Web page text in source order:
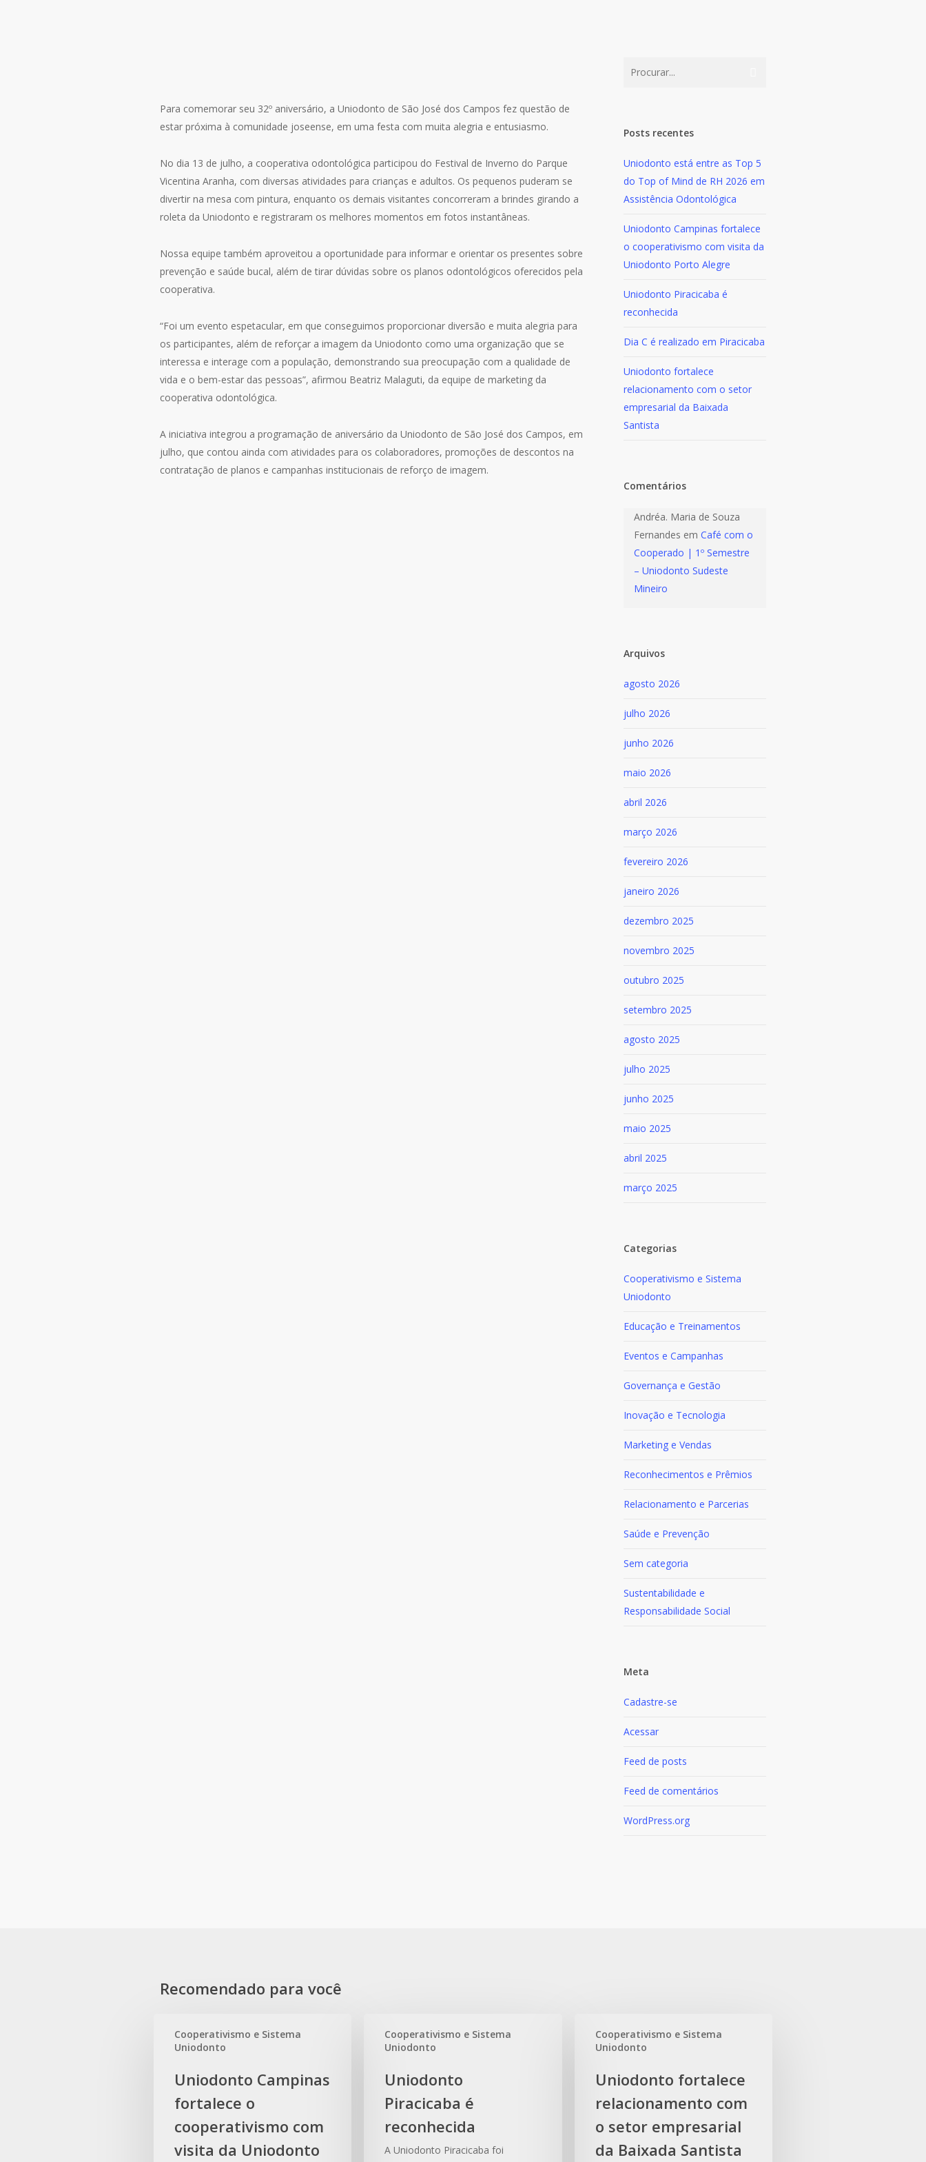
Para comemorar seu 32º aniversário, a Uniodonto de São José dos Campos fez questão de
estar próxima à comunidade joseense, em uma festa com muita alegria e entusiasmo.
No dia 13 de julho, a cooperativa odontológica participou do Festival de Inverno do Parque
Vicentina Aranha, com diversas atividades para crianças e adultos. Os pequenos puderam se
divertir na mesa com pintura, enquanto os demais visitantes concorreram a brindes girando a
roleta da Uniodonto e registraram os melhores momentos em fotos instantâneas.
Nossa equipe também aproveitou a oportunidade para informar e orientar os presentes sobre
prevenção e saúde bucal, além de tirar dúvidas sobre os planos odontológicos oferecidos pela
cooperativa.
“Foi um evento espetacular, em que conseguimos proporcionar diversão e muita alegria para
os participantes, além de reforçar a imagem da Uniodonto como uma organização que se
interessa e interage com a população, demonstrando sua preocupação com a qualidade de
vida e o bem-estar das pessoas”, afirmou Beatriz Malaguti, da equipe de marketing da
cooperativa odontológica.
A iniciativa integrou a programação de aniversário da Uniodonto de São José dos Campos, em
julho, que contou ainda com atividades para os colaboradores, promoções de descontos na
contratação de planos e campanhas institucionais de reforço de imagem.
Posts recentes
Uniodonto está entre as Top 5
do Top of Mind de RH 2026 em
Assistência Odontológica
Uniodonto Campinas fortalece
o cooperativismo com visita da
Uniodonto Porto Alegre
Uniodonto Piracicaba é
reconhecida
Dia C é realizado em Piracicaba
Uniodonto fortalece
relacionamento com o setor
empresarial da Baixada
Santista
Comentários
Andréa. Maria de Souza
Fernandes emCafé com o
Cooperado | 1º Semestre
– Uniodonto Sudeste
Mineiro
Arquivos
agosto 2026
julho 2026
junho 2026
maio 2026
abril 2026
março 2026
fevereiro 2026
janeiro 2026
dezembro 2025
novembro 2025
outubro 2025
setembro 2025
agosto 2025
julho 2025
junho 2025
maio 2025
abril 2025
março 2025
Categorias
Cooperativismo e Sistema
Uniodonto
Educação e Treinamentos
Eventos e Campanhas
Governança e Gestão
Inovação e Tecnologia
Marketing e Vendas
Reconhecimentos e Prêmios
Relacionamento e Parcerias
Saúde e Prevenção
Sem categoria
Sustentabilidade e
Responsabilidade Social
Meta
Cadastre-se
Acessar
Feed de posts
Feed de comentários
WordPress.org
Recomendado para você
Cooperativismo e Sistema
Uniodonto
Campinas
fortalece
Uniodonto Campinas
fortalece o
cooperativismo com
visita da Uniodonto
Cooperativismo e Sistema
Uniodonto
Piracicaba
reconhecida
Uniodonto
Piracicaba é
reconhecida
A Uniodonto Piracicaba foi
Cooperativismo e Sistema
Uniodonto
fortalece
relacionamento
setor
Uniodonto fortalece
relacionamento com
o setor empresarial
da Baixada Santista